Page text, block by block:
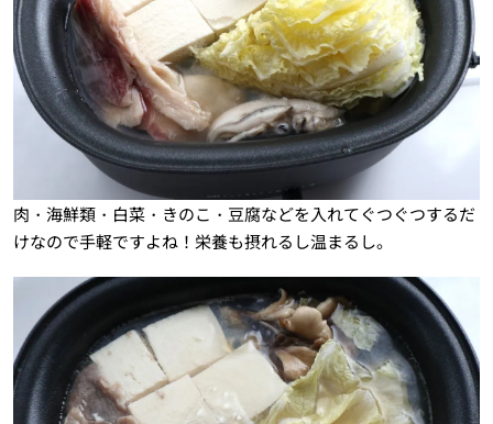
肉・海鮮類・白菜・きのこ・豆腐などを入れてぐつぐつするだ
けなので手軽ですよね！栄養も摂れるし温まるし。